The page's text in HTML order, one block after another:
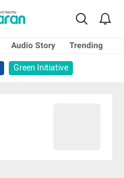
Audio Story
Trending
Green Initiative